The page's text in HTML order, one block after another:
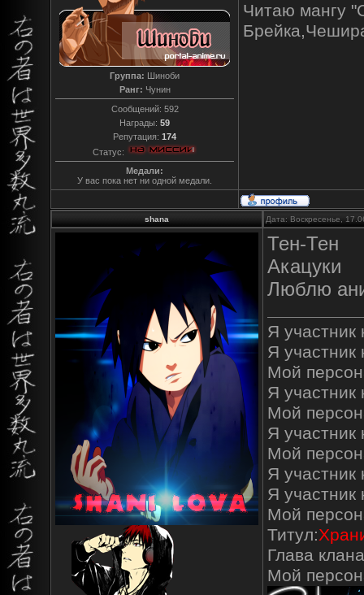
Группа: Шиноби
Ранг: Чунин
Сообщений: 592
Награды: 59
Репутация: 174
Статус:
Медали:
У вас пока нет ни одной медали.
Читаю мангу
shana Дата: Воскресенье,
Тен-Тен
Акацуки
Люблю
Я участник
Я участник
Мой
Я участник
Мой
Я участник
Мой
Я участник
Я участник
Мой
Титул:
Глава
Мой